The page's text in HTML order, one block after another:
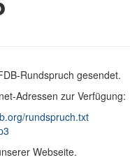
Rundspruch gesendet.
Adressen zur Verfügung:
rundspruch.txt
Webseite.